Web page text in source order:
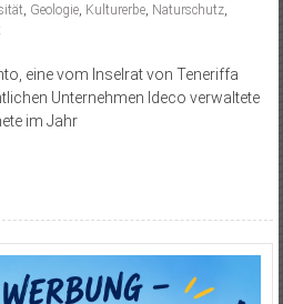
Geologie, Kulturerbe, Naturschutz,
eine vom Inselrat von Teneriffa
Unternehmen Ideco verwaltete
im Jahr